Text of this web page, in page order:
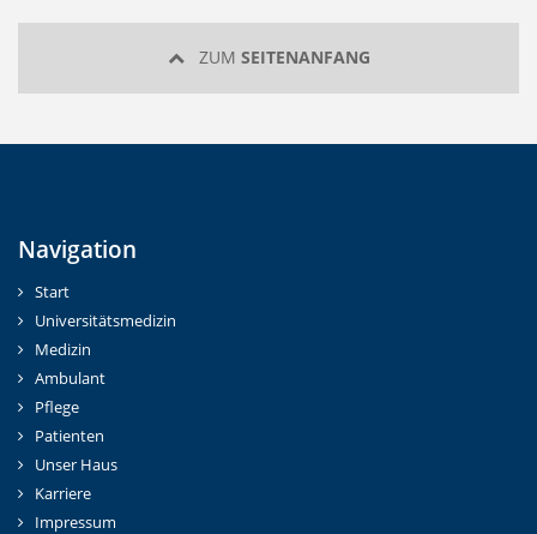
ZUM SEITENANFANG
Navigation
Start
Universitätsmedizin
Medizin
Ambulant
Pflege
Patienten
Unser Haus
Karriere
Impressum